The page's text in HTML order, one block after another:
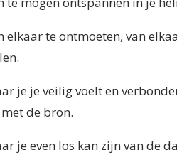
elkaar te ontmoeten, van
je je veilig voelt en
de bron.
je even los kan zijn van de